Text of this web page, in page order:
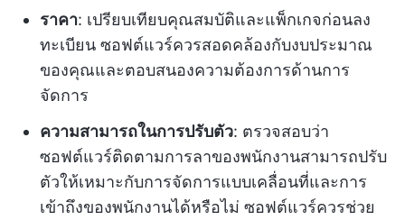
ราคา: เปรียบเทียบคุณสมบัติและแพ็กเกจก่อนลง
ทะเบียน ซอฟต์แวร์ควรสอดคล้องกับงบประมาณ
ของคุณและตอบสนองความต้องการด้านการ
จัดการ
ความสามารถในการปรับตัว: ตรวจสอบว่า
ซอฟต์แวร์ติดตามการลาของพนักงานสามารถปรับ
ตัวให้เหมาะกับการจัดการแบบเคลื่อนที่และการ
เข้าถึงของพนักงานได้หรือไม่ ซอฟต์แวร์ควรช่วย